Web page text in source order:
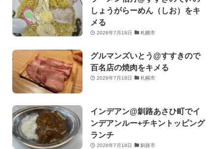
しょうがらーめん（しお）をキ
メる
2026年7月18日 札幌市
グルマンズいとう@すすきので
百名店の焼肉をキメる
2026年7月18日 札幌市
インデアン@釧路あさひ町でイ
ンデアンルー+チキントッピング
ランチ
2026年7月18日 釧路市